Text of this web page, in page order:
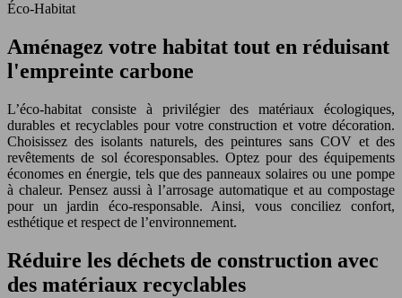
Éco-Habitat
Aménagez votre habitat tout en réduisant
l'empreinte carbone
L’éco-habitat consiste à privilégier des matériaux écologiques,
durables et recyclables pour votre construction et votre décoration.
Choisissez des isolants naturels, des peintures sans COV et des
revêtements de sol écoresponsables. Optez pour des équipements
économes en énergie, tels que des panneaux solaires ou une pompe
à chaleur. Pensez aussi à l’arrosage automatique et au compostage
pour un jardin éco-responsable. Ainsi, vous conciliez confort,
esthétique et respect de l’environnement.
Réduire les déchets de construction avec
des matériaux recyclables